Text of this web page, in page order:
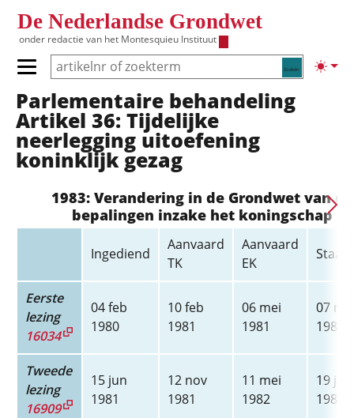
De Nederlandse Grondwet
onder redactie van het Montesquieu Instituut
Zoeken
Primair menu tonen/verbergen
Hoofdnavigatie
Parlementaire behandeling
Artikel 36: Tijdelijke
neerlegging uitoefening
koninklijk gezag
1983: Verandering in de Grondwet van de
bepalingen inzake het koningschap
Ingediend
Aanvaard
TK
Aanvaard
EK
Eerste
lezing
16034
04 feb
1980
10 feb
1981
06 mei
1981
07
1981
Tweede
lezing
16909
15 jun
1981
12 nov
1981
11 mei
1982
19 jan
1983